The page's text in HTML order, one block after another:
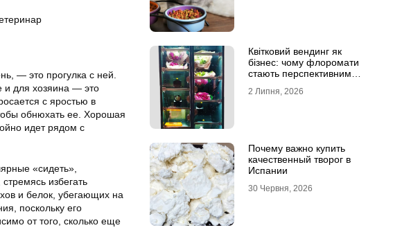
— это прогулка с ней.
и для хозяина — это
с яростью в
обнюхать ее. Хорошая
идет рядом с
«сидеть»,
избегать
и белок, убегающих на
поскольку его
от того, сколько еще
Квітковий вендинг як
бізнес: чому флоромати
стають перспективним
2 Липня, 2026
Почему важно купить
качественный творог в
Испании
30 Червня, 2026